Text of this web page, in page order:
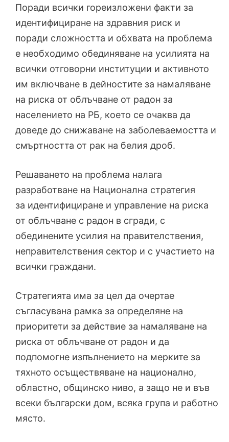
Поради всички гореизложени факти за
идентифициране на здравния риск и
поради сложността и обхвата на проблема
е необходимо обединяване на усилията на
всички отговорни институции и активното
им включване в дейностите за намаляване
на риска от облъчване от радон за
населението на РБ, което се очаква да
доведе до снижаване на заболеваемостта и
смъртността от рак на белия дроб.
Решаването на проблема налага
разработване на Национална стратегия
за идентифициране и управление на риска
от облъчване с радон в сгради, с
обединените усилия на правителствения,
неправителствения сектор и с участието на
всички граждани.
Стратегията има за цел да очертае
съгласувана рамка за определяне на
приоритети за действие за намаляване на
риска от облъчване от радон и да
подпомогне изпълнението на мерките за
тяхното осъществяване на национално,
областно, общинско ниво, а защо не и във
всеки български дом, всяка група и работно
място.